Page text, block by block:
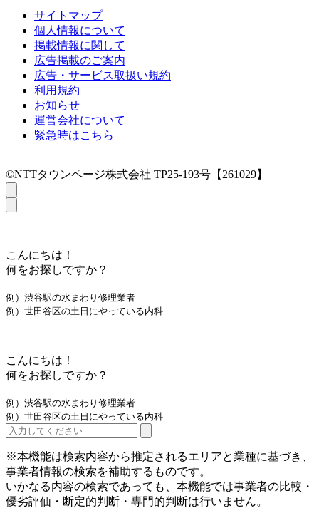
サイトマップ
個人情報について
掲載情報に関して
広告掲載のご案内
広告・サービス取扱い規約
利用規約
お知らせ
運営会社について
緊急時はこちら
©NTTタウンページ株式会社 TP25-193号【261029】
こんにちは！
何をお探しですか？
例）渋谷駅の水まわり修理業者
例）世田谷区の土日にやっている内科
こんにちは！
何をお探しですか？
例）渋谷駅の水まわり修理業者
例）世田谷区の土日にやっている内科
※本機能は検索内容から推定されるエリアと業種に基づき、
事業者情報の検索を補助するものです。
いかなる内容の検索であっても、本機能では事業者の比較・
優劣評価・断定的判断・専門的判断は行いません。